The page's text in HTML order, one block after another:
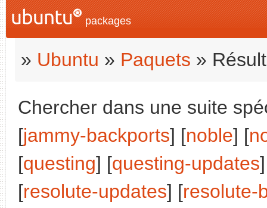
packages
» Ubuntu » Paquets »
Chercher dans une suite
[jammy-backports] [noble] [
[questing] [questing-updates
[resolute-updates] [resolute-